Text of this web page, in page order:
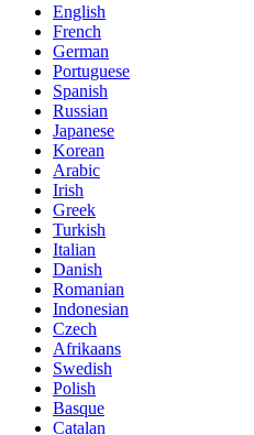
English
French
German
Portuguese
Spanish
Russian
Japanese
Korean
Arabic
Irish
Greek
Turkish
Italian
Danish
Romanian
Indonesian
Czech
Afrikaans
Swedish
Polish
Basque
Catalan